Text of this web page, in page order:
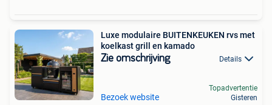
Luxe modulaire BUITENKEUKEN rvs met
koelkast grill en kamado
Zie omschrijving Details
Bezoek website
Topadvertentie
Gisteren